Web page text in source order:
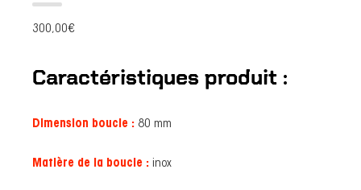
300,00€
Caractéristiques produit :
Dimension boucle : 80 mm
Matière de la boucle : inox